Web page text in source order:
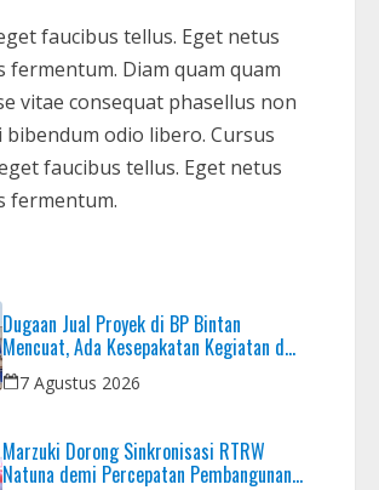
faucibus tellus. Eget netus
fermentum. Diam quam quam
vitae consequat phasellus non
odio libero. Cursus
faucibus tellus. Eget netus
fermentum.
Dugaan Jual Proyek di BP Bintan
Mencuat, Ada Kesepakatan Kegiatan dan
Dana yang Dikembalikan
7 Agustus 2026
Marzuki Dorong Sinkronisasi RTRW
Natuna demi Percepatan Pembangunan